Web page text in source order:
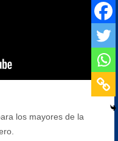
los mayores de la